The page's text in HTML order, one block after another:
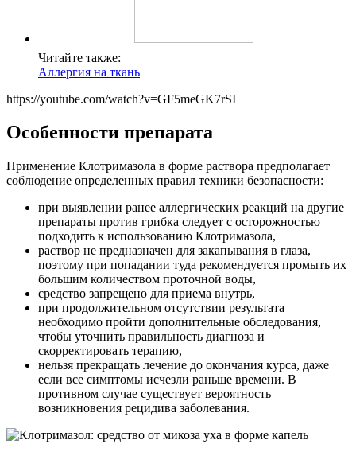
Читайте также:
Аллергия на ткань
https://youtube.com/watch?v=GF5meGK7rSI
Особенности препарата
Применение Клотримазола в форме раствора предполагает
соблюдение определенных правил техники безопасности:
при выявлении ранее аллергических реакций на другие
препараты против грибка следует с осторожностью
подходить к использованию Клотримазола,
раствор не предназначен для закапывания в глаза,
поэтому при попадании туда рекомендуется промыть их
большим количеством проточной воды,
средство запрещено для приема внутрь,
при продолжительном отсутствии результата
необходимо пройти дополнительные обследования,
чтобы уточнить правильность диагноза и
скорректировать терапию,
нельзя прекращать лечение до окончания курса, даже
если все симптомы исчезли раньше времени. В
противном случае существует вероятность
возникновения рецидива заболевания.